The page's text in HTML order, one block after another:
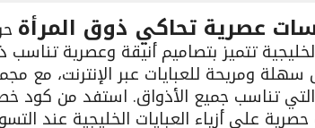
عصرية تحاكي ذوق المرأة
تتميز بتصاميم أنيقة وعصرية تناسب
ومريحة للعبايات عبر الإنترنت، مع
تناسب جميع الأذواق. استفد من كود
على أزياء العبايات الخليجية عند